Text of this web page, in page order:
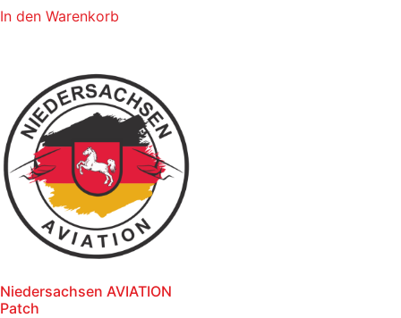
In den Warenkorb
Niedersachsen AVIATION
Patch